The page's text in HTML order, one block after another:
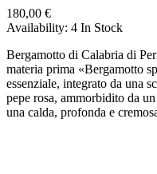
180,00 €
Availability: 4 In Stock
Bergamotto di Calabria di
materia prima «Bergamotto
essenziale, integrato da una
pepe rosa, ammorbidito da
una calda, profonda e